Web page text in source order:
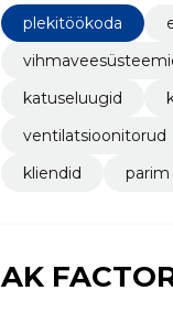
plekitöökoda
katuseluugid
ventilatsioonitorud
kliendid
AK